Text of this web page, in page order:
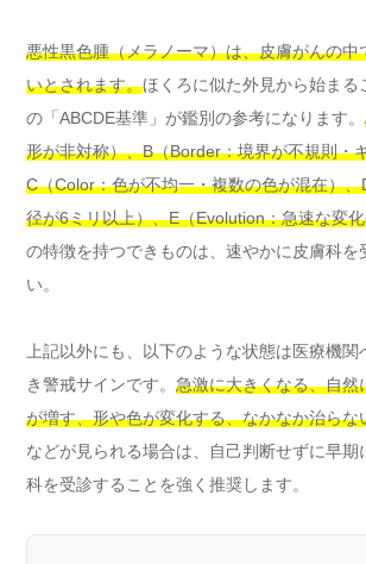
悪性黒色腫（メラノーマ）は、皮膚がんの中
いとされます。ほくろに似た外見から始まる
の「ABCDE基準」が鑑別の参考になります。
形が非対称）、B（Border：境界が不規則・
C（Color：色が不均一・複数の色が混在）
径が6ミリ以上）、E（Evolution：急速な変
の特徴を持つできものは、速やかに皮膚科を
い。
上記以外にも、以下のような状態は医療機
き警戒サインです。 急激に大きくなる、自然
が増す、形や色が変化する、なかなか治らな
などが見られる場合は、自己判断せずに早期
科を受診することを強く推奨します。